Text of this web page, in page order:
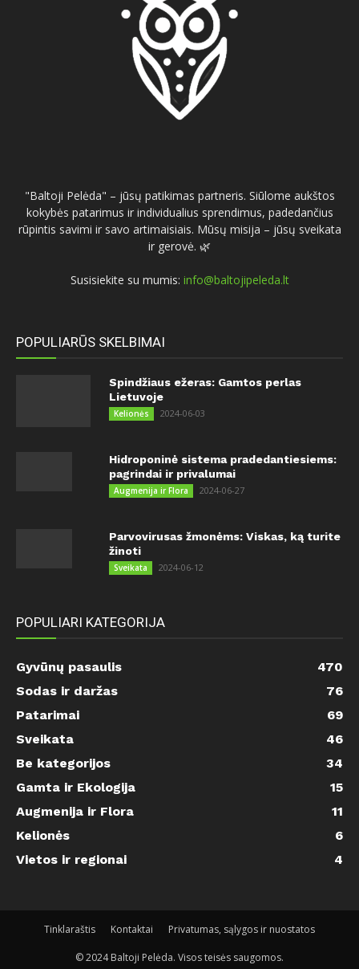
"Baltoji Pelėda" – jūsų patikimas partneris. Siūlome aukštos
kokybės patarimus ir individualius sprendimus, padedančius
rūpintis savimi ir savo artimaisiais. Mūsų misija – jūsų sveikata
ir gerovė. 🌿
Susisiekite su mumis: info@baltojipeleda.lt
POPULIARŪS SKELBIMAI
Spindžiaus ežeras: Gamtos perlas
Lietuvoje
Kelionės 2024-06-03
Hidroponinė sistema pradedantiesiems:
pagrindai ir privalumai
Augmenija ir Flora 2024-06-27
Parvovirusas žmonėms: Viskas, ką turite
žinoti
Sveikata 2024-06-12
POPULIARI KATEGORIJA
Gyvūnų pasaulis
470
Sodas ir daržas
76
Patarimai
69
Sveikata
46
Be kategorijos
34
Gamta ir Ekologija
15
Augmenija ir Flora
11
Kelionės
6
Vietos ir regionai
4
Tinklaraštis Kontaktai Privatumas, sąlygos ir nuostatos
© 2024 Baltoji Pelėda. Visos teisės saugomos.